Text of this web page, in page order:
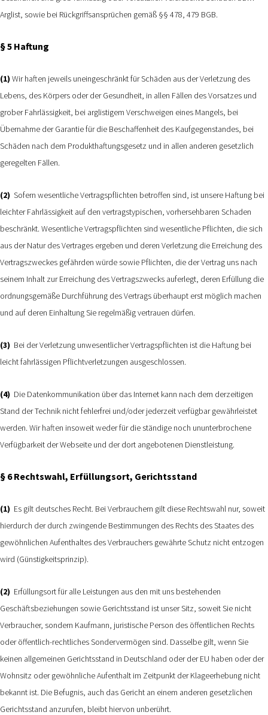
Arglist, sowie bei Rückgriffsansprüchen gemäß §§ 478, 479 BGB.
§ 5 Haftung
(1) Wir haften jeweils uneingeschränkt für Schäden aus der Verletzung des
Lebens, des Körpers oder der Gesundheit, in allen Fällen des Vorsatzes und
grober Fahrlässigkeit, bei arglistigem Verschweigen eines Mangels, bei
Übernahme der Garantie für die Beschaffenheit des Kaufgegenstandes, bei
Schäden nach dem Produkthaftungsgesetz und in allen anderen gesetzlich
geregelten Fällen.
(2) Sofern wesentliche Vertragspflichten betroffen sind, ist unsere Haftung bei
leichter Fahrlässigkeit auf den vertragstypischen, vorhersehbaren Schaden
beschränkt. Wesentliche Vertragspflichten sind wesentliche Pflichten, die sich
aus der Natur des Vertrages ergeben und deren Verletzung die Erreichung des
Vertragszweckes gefährden würde sowie Pflichten, die der Vertrag uns nach
seinem Inhalt zur Erreichung des Vertragszwecks auferlegt, deren Erfüllung die
ordnungsgemäße Durchführung des Vertrags überhaupt erst möglich machen
und auf deren Einhaltung Sie regelmäßig vertrauen dürfen.
(3) Bei der Verletzung unwesentlicher Vertragspflichten ist die Haftung bei
leicht fahrlässigen Pflichtverletzungen ausgeschlossen.
(4) Die Datenkommunikation über das Internet kann nach dem derzeitigen
Stand der Technik nicht fehlerfrei und/oder jederzeit verfügbar gewährleistet
werden. Wir haften insoweit weder für die ständige noch ununterbrochene
Verfügbarkeit der Webseite und der dort angebotenen Dienstleistung.
§ 6 Rechtswahl, Erfüllungsort, Gerichtsstand
(1) Es gilt deutsches Recht. Bei Verbrauchern gilt diese Rechtswahl nur, soweit
hierdurch der durch zwingende Bestimmungen des Rechts des Staates des
gewöhnlichen Aufenthaltes des Verbrauchers gewährte Schutz nicht entzogen
wird (Günstigkeitsprinzip).
(2) Erfüllungsort für alle Leistungen aus den mit uns bestehenden
Geschäftsbeziehungen sowie Gerichtsstand ist unser Sitz, soweit Sie nicht
Verbraucher, sondern Kaufmann, juristische Person des öffentlichen Rechts
oder öffentlich-rechtliches Sondervermögen sind. Dasselbe gilt, wenn Sie
keinen allgemeinen Gerichtsstand in Deutschland oder der EU haben oder der
Wohnsitz oder gewöhnliche Aufenthalt im Zeitpunkt der Klageerhebung nicht
bekannt ist. Die Befugnis, auch das Gericht an einem anderen gesetzlichen
Gerichtsstand anzurufen, bleibt hiervon unberührt.